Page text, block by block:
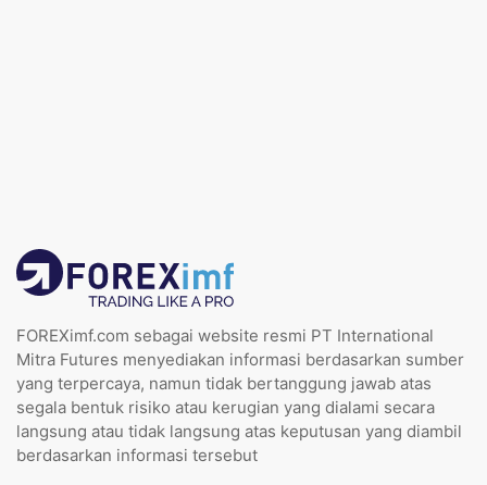
FOREXimf.com sebagai website resmi PT International
Mitra Futures menyediakan informasi berdasarkan sumber
yang terpercaya, namun tidak bertanggung jawab atas
segala bentuk risiko atau kerugian yang dialami secara
langsung atau tidak langsung atas keputusan yang diambil
berdasarkan informasi tersebut